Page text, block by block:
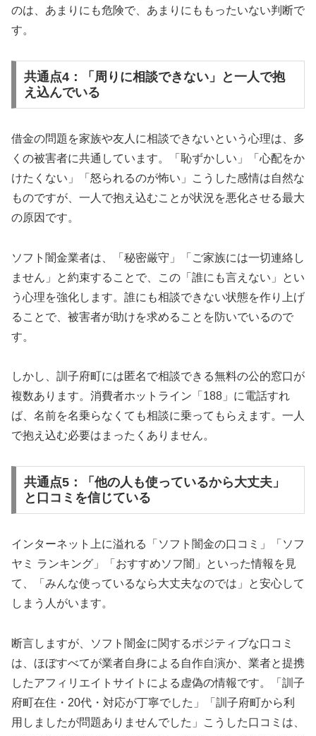
のは、あまりにも危険で、あまりにももったいない判断で
す。
共通点4：「周りに相談できない」と一人で抱
え込んでいる
借金の問題を家族や友人に相談できないという心理は、多
くの被害者に共通しています。「恥ずかしい」「心配をか
けたくない」「怒られるのが怖い」こうした感情は自然な
ものですが、一人で抱え込むことが状況を悪化させる最大
の原因です。
ソフト闇金業者は、「秘密厳守」「ご家族には一切連絡し
ません」と約束することで、この「誰にも言えない」とい
う心理を強化します。誰にも相談できない状態を作り上げ
ることで、被害者が助けを求めることを防いでいるので
す。
しかし、訓子府町には匿名で相談できる無料の公的窓口が
複数あります。消費者ホットライン「188」に電話すれ
ば、名前を名乗らなくても相談に乗ってもらえます。一人
で抱え込む必要はまったくありません。
共通点5：「他の人も使っているから大丈夫」
と口コミを信じている
インターネット上に溢れる「ソフト闇金の口コミ」「ソフ
ヤミ ランキング」「おすすめソフ闇」といった情報を見
て、「みんな使っているなら大丈夫なのでは」と安心して
しまう人がいます。
断言しますが、ソフト闇金に関するポジティブな口コミ
は、ほぼすべてが業者自身による自作自演か、業者と提携
したアフィリエイトサイトによる虚偽の情報です。「訓子
府町在住・20代・対応が丁寧でした」「訓子府町から利
用しましたが問題ありませんでした」こうした口コミは、